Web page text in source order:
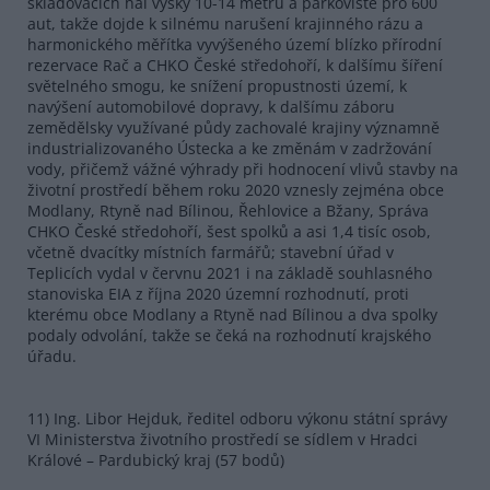
aut, takže dojde k silnému narušení krajinného rázu a
harmonického měřítka vyvýšeného území blízko přírodní
rezervace Rač a CHKO České středohoří, k dalšímu šíření
světelného smogu, ke snížení propustnosti území, k
navýšení automobilové dopravy, k dalšímu záboru
zemědělsky využívané půdy zachovalé krajiny významně
industrializovaného Ústecka a ke změnám v zadržování
vody, přičemž vážné výhrady při hodnocení vlivů stavby na
životní prostředí během roku 2020 vznesly zejména obce
Modlany, Rtyně nad Bílinou, Řehlovice a Bžany, Správa
CHKO České středohoří, šest spolků a asi 1,4 tisíc osob,
včetně dvacítky místních farmářů; stavební úřad v
Teplicích vydal v červnu 2021 i na základě souhlasného
stanoviska EIA z října 2020 územní rozhodnutí, proti
kterému obce Modlany a Rtyně nad Bílinou a dva spolky
podaly odvolání, takže se čeká na rozhodnutí krajského
úřadu.
11) Ing. Libor Hejduk, ředitel odboru výkonu státní správy
VI Ministerstva životního prostředí se sídlem v Hradci
Králové – Pardubický kraj (57 bodů)